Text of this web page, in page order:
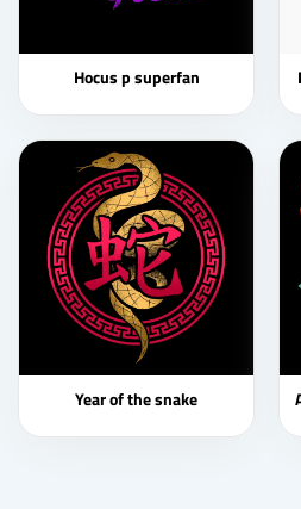
Hocus p superfan
Year of the snake